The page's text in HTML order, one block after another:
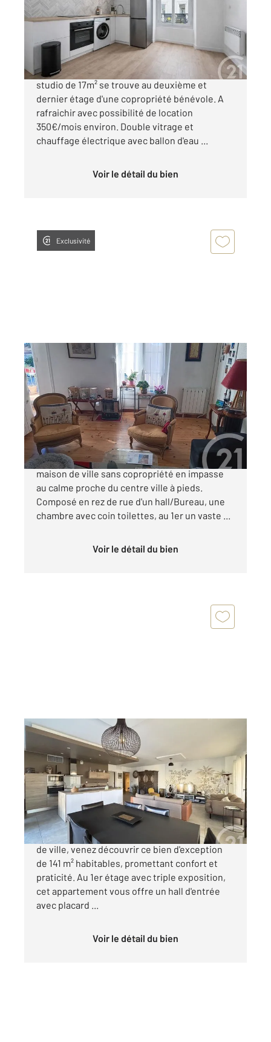
Appartement F1 à vendre
38 500 €
Au cœur du centre-ville d'Alès, ce charmant
studio de 17m² se trouve au deuxième et
dernier étage d'une copropriété bénévole. A
rafraichir avec possibilité de location
350€/mois environ. Double vitrage et
chauffage électrique avec ballon d'eau ...
Voir le détail du bien
Exclusivité
ALES 30
85 m
Ref : 25
Appartement F3 Bis à vendre
150 000 €
Appartement duplex de t3 bis rénové dans
maison de ville sans copropriété en impasse
au calme proche du centre ville à pieds.
Composé en rez de rue d'un hall/Bureau, une
chambre avec coin toilettes, au 1er un vaste ...
Voir le détail du bien
ALES 30
, 5 pièces
Ref : 13173
Appartement F4 à vendre
448 000 €
Alès - Dans une résidence de standing au cœur
de ville, venez découvrir ce bien d'exception
de 141 m² habitables, promettant confort et
praticité. Au 1er étage avec triple exposition,
cet appartement vous offre un hall d'entrée
avec placard ...
Voir le détail du bien